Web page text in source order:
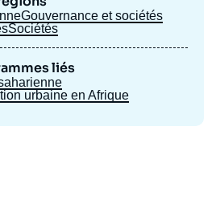
Gouvernance et sociétés
Sociétés
liés
urbaine en Afrique